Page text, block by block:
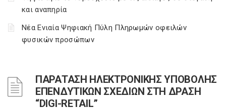
και αναπηρία
Νέα Ενιαία Ψηφιακή Πύλη Πληρωμών οφειλών
φυσικών προσώπων
ΠΑΡΑΤΑΣΗ ΗΛΕΚΤΡΟΝΙΚΗΣ ΥΠΟΒΟΛΗΣ
ΕΠΕΝΔΥΤΙΚΩΝ ΣΧΕΔΙΩΝ ΣΤΗ ΔΡΑΣΗ
“DIGI-RETAIL”